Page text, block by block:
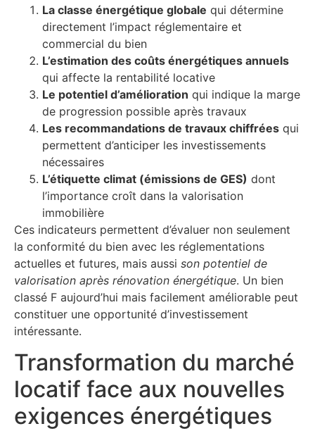
La classe énergétique globale qui détermine
directement l’impact réglementaire et
commercial du bien
L’estimation des coûts énergétiques annuels
qui affecte la rentabilité locative
Le potentiel d’amélioration qui indique la marge
de progression possible après travaux
Les recommandations de travaux chiffrées qui
permettent d’anticiper les investissements
nécessaires
L’étiquette climat (émissions de GES) dont
l’importance croît dans la valorisation
immobilière
Ces indicateurs permettent d’évaluer non seulement
la conformité du bien avec les réglementations
actuelles et futures, mais aussi son potentiel de
valorisation après rénovation énergétique. Un bien
classé F aujourd’hui mais facilement améliorable peut
constituer une opportunité d’investissement
intéressante.
Transformation du marché
locatif face aux nouvelles
exigences énergétiques